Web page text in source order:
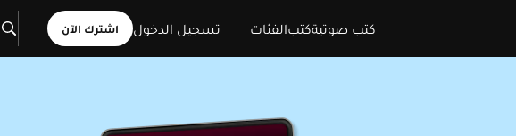
كتب صوتيةكتبالفئات تسجيل الدخول اشترك الآن